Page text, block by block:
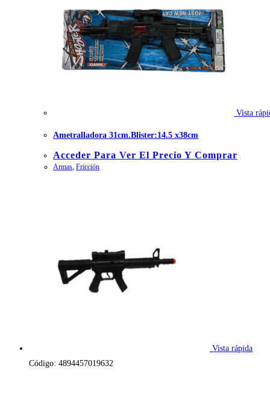
Vista
Ametralladora 31cm.Blister:14.5 x38cm
Acceder Para Ver El Precio Y Comprar
Armas, Fricción
Vista rápida
Código: 4894457019632